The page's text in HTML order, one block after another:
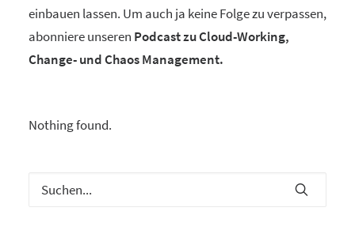
einbauen lassen. Um auch ja keine Folge zu verpassen,
abonniere unseren Podcast zu Cloud-Working,
Change- und Chaos Management.
Nothing found.